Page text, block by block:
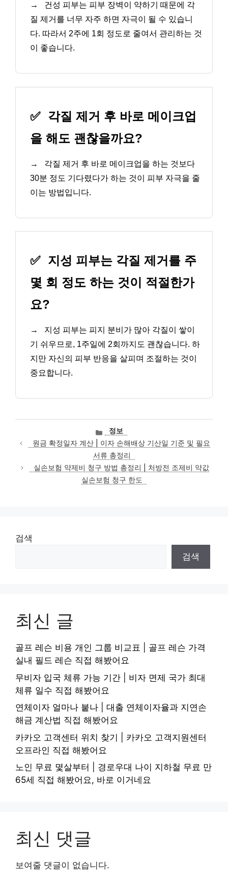
→
건성 피부는 피부 장벽이 약하기 때문에 각
질 제거를 너무 자주 하면 자극이 될 수 있습니
다. 따라서 2주에 1회 정도로 줄여서 관리하는 것
이 좋습니다.
✅ 각질 제거 후 바로 메이크업
을 해도 괜찮을까요?
→
각질 제거 후 바로 메이크업을 하는 것보다
30분 정도 기다렸다가 하는 것이 피부 자극을 줄
이는 방법입니다.
✅ 지성 피부는 각질 제거를 주
몇 회 정도 하는 것이 적절한가
요?
→
지성 피부는 피지 분비가 많아 각질이 쌓이
기 쉬우므로, 1주일에 2회까지도 괜찮습니다. 하
지만 자신의 피부 반응을 살피며 조절하는 것이
중요합니다.
카
테
고
리
정보
원금 확정일자 계산 | 이자 손해배상 기산일 기준 및 필요
서류 총정리
실손보험 약제비 청구 방법 총정리 | 처방전 조제비 약값
실손보험 청구 한도
검색
검색
최신 글
골프 레슨 비용 개인 그룹 비교표 | 골프 레슨 가격
실내 필드 레슨 직접 해봤어요
무비자 입국 체류 가능 기간 | 비자 면제 국가 최대
체류 일수 직접 해봤어요
연체이자 얼마나 붙나 | 대출 연체이자율과 지연손
해금 계산법 직접 해봤어요
카카오 고객센터 위치 찾기 | 카카오 고객지원센터
오프라인 직접 해봤어요
노인 무료 몇살부터 | 경로우대 나이 지하철 무료 만
65세 직접 해봤어요, 바로 이거네요
최신 댓글
보여줄 댓글이 없습니다.